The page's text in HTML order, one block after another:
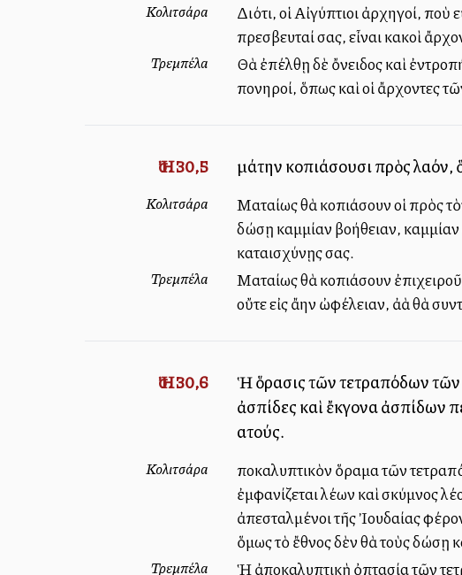
Κολιτσάρα
Διότι, οἱ Αἰγύπτιοι ἀρχηγοί,
πρεσβευταί σας, εἶναι κακοὶ
Τρεμπέλα
Θὰ ἐπέλθῃ δὲ ὄνειδος καὶ
πονηροί, ὅπως καὶ οἱ ἄρχοντες
Ἠσ. 30,5 μάτην κοπιάσουσι πρὸς λαόν,
Κολιτσάρα
Ματαίως θὰ κοπιάσουν οἱ πρὸς
δώσῃ καμμίαν βοήθειαν, καμμίαν
καταισχύνῃς σας.
Τρεμπέλα
Ματαίως θὰ κοπιάσουν
οὔτε εἰς ἄλλην ὠφέλειαν, ἀλλὰ θὰ
Ἠσ. 30,6
Ἡ ὅρασις τῶν τετραπόδων τῶν
ἀσπίδες καὶ ἔκγονα ἀσπίδων
αὐτούς.
Κολιτσάρα
Ἀποκαλυπτικὸν ὅραμα τῶν
ἐμφανίζεται λέων καὶ σκύμνος
ἀπεσταλμένοι τῆς Ἰουδαίας
ὅμως τὸ ἔθνος δὲν θὰ τοὺς δώσῃ
Τρεμπέλα
Ἡ ἀποκαλυπτικὴ ὀπτασία τῶν